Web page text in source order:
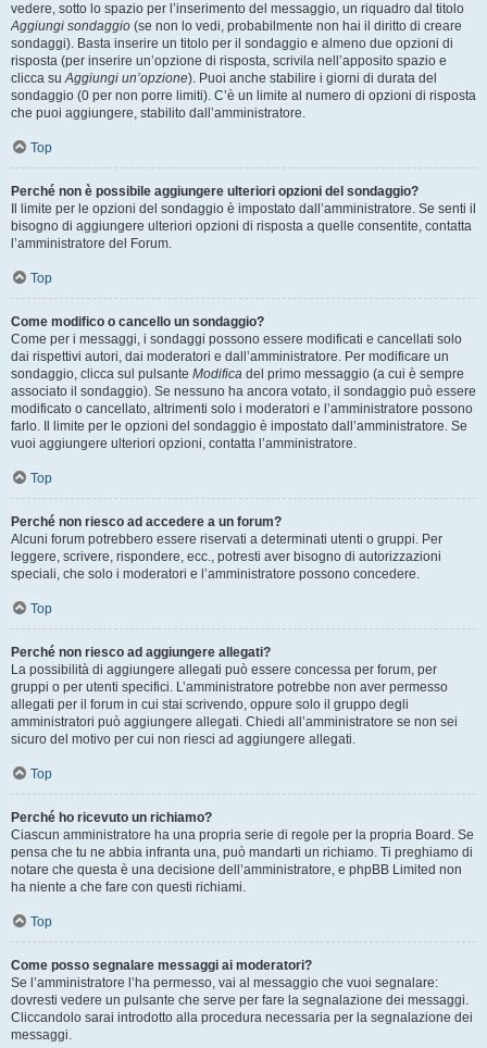
vedere, sotto lo spazio per l’inserimento del messaggio, un riquadro dal titolo
Aggiungi sondaggio (se non lo vedi, probabilmente non hai il diritto di creare
sondaggi). Basta inserire un titolo per il sondaggio e almeno due opzioni di
risposta (per inserire un’opzione di risposta, scrivila nell’apposito spazio e
clicca suAggiungi un’opzione). Puoi anche stabilire i giorni di durata del
sondaggio (0 per non porre limiti). C’è un limite al numero di opzioni di risposta
che puoi aggiungere, stabilito dall’amministratore.
Top
Perché non è possibile aggiungere ulteriori opzioni del sondaggio?
Il limite per le opzioni del sondaggio è impostato dall’amministratore. Se senti il
bisogno di aggiungere ulteriori opzioni di risposta a quelle consentite, contatta
l’amministratore del Forum.
Top
Come modifico o cancello un sondaggio?
Come per i messaggi, i sondaggi possono essere modificati e cancellati solo
dai rispettivi autori, dai moderatori e dall’amministratore. Per modificare un
sondaggio, clicca sul pulsante Modifica del primo messaggio (a cui è sempre
associato il sondaggio). Se nessuno ha ancora votato, il sondaggio può essere
modificato o cancellato, altrimenti solo i moderatori e l’amministratore possono
farlo. Il limite per le opzioni del sondaggio è impostato dall’amministratore. Se
vuoi aggiungere ulteriori opzioni, contatta l’amministratore.
Top
Perché non riesco ad accedere a un forum?
Alcuni forum potrebbero essere riservati a determinati utenti o gruppi. Per
leggere, scrivere, rispondere, ecc., potresti aver bisogno di autorizzazioni
speciali, che solo i moderatori e l’amministratore possono concedere.
Top
Perché non riesco ad aggiungere allegati?
La possibilità di aggiungere allegati può essere concessa per forum, per
gruppi o per utenti specifici. L’amministratore potrebbe non aver permesso
allegati per il forum in cui stai scrivendo, oppure solo il gruppo degli
amministratori può aggiungere allegati. Chiedi all’amministratore se non sei
sicuro del motivo per cui non riesci ad aggiungere allegati.
Top
Perché ho ricevuto un richiamo?
Ciascun amministratore ha una propria serie di regole per la propria Board. Se
pensa che tu ne abbia infranta una, può mandarti un richiamo. Ti preghiamo di
notare che questa è una decisione dell’amministratore, e phpBB Limited non
ha niente a che fare con questi richiami.
Top
Come posso segnalare messaggi ai moderatori?
Se l’amministratore l’ha permesso, vai al messaggio che vuoi segnalare:
dovresti vedere un pulsante che serve per fare la segnalazione dei messaggi.
Cliccandolo sarai introdotto alla procedura necessaria per la segnalazione dei
messaggi.